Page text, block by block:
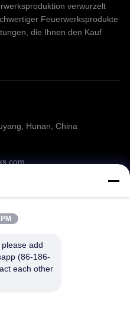
verwurzelt
Feuerwerksprodukte
die Ihnen den Kauf
Hunan, China
add
(86-186-
each other